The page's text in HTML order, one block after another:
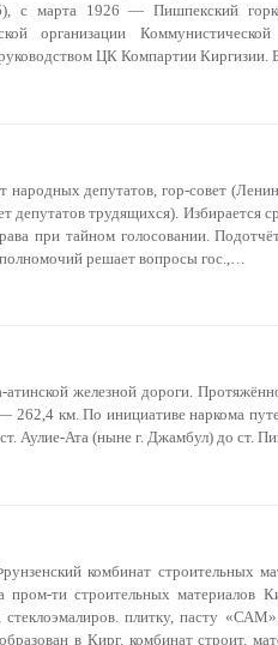
с марта 1926 — Пишпекский
организации
ЦК Компартии
народных депутатов, гор-совет
трудящихся). Избирается
при тайном голосовании.
решает вопросы гос.,…
железной дороги.
262,4 км. По инициативе наркома
Аулие-Ата (ныне г. Джамбул) до ст.
комбинат строительных
пром-ти строительных материалов
стеклоэмалиров. плитку, пасту
в Кирг. комбинат строит.